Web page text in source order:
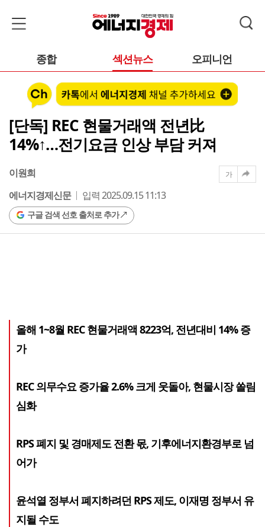
종합 섹션뉴스 오피니언
[단독] REC 현물거래액 전년比
14%↑…전기요금 인상 부담 커져
이원희
에너지경제신문
입력 2025.09.15 11:13
구글 검색 선호 출처로 추가
가
올해 1~8월 REC 현물거래액 8223억, 전년대비 14% 증
가
REC 의무수요 증가율 2.6% 크게 웃돌아, 현물시장 쏠림
심화
RPS 폐지 및 경매제도 전환 몫, 기후에너지환경부로 넘
어가
윤석열 정부서 폐지하려던 RPS 제도, 이재명 정부서 유
지될 수도